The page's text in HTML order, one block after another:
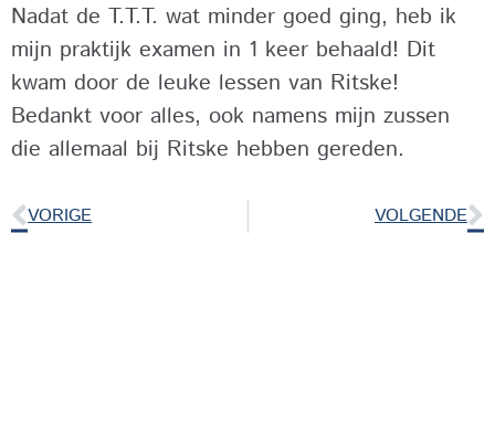
Nadat de T.T.T. wat minder goed ging, heb ik
mijn praktijk examen in 1 keer behaald! Dit
kwam door de leuke lessen van Ritske!
Bedankt voor alles, ook namens mijn zussen
die allemaal bij Ritske hebben gereden.
VORIGE VOLGENDE